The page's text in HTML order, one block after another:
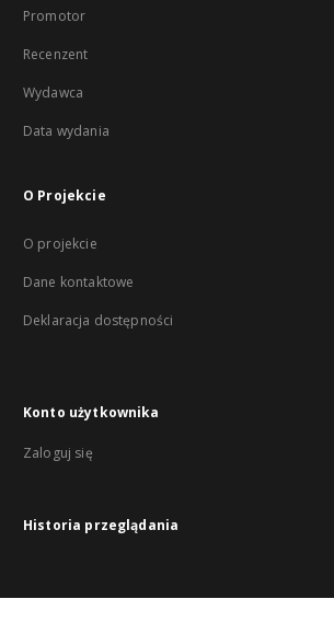
Promotor
Recenzent
Wydawca
Data wydania
O Projekcie
O projekcie
Dane kontaktowe
Deklaracja dostępności
Konto użytkownika
Zaloguj się
Historia przeglądania